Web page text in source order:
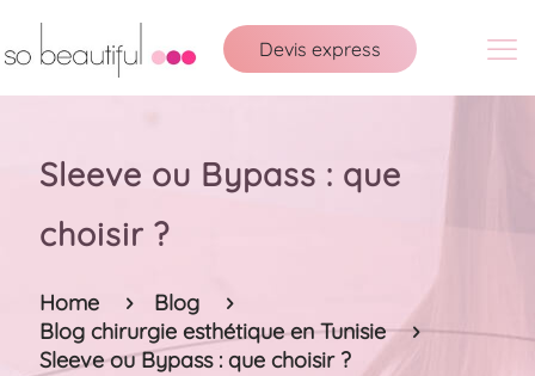
Devis express
Sleeve ou Bypass : que
choisir ?
Home
Blog
Blog chirurgie esthétique en Tunisie
Sleeve ou Bypass : que choisir ?